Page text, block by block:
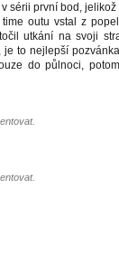
sérii první bod, jelikož
outu vstal z
utkání na svoji
je to nejlepší
do půlnoci,